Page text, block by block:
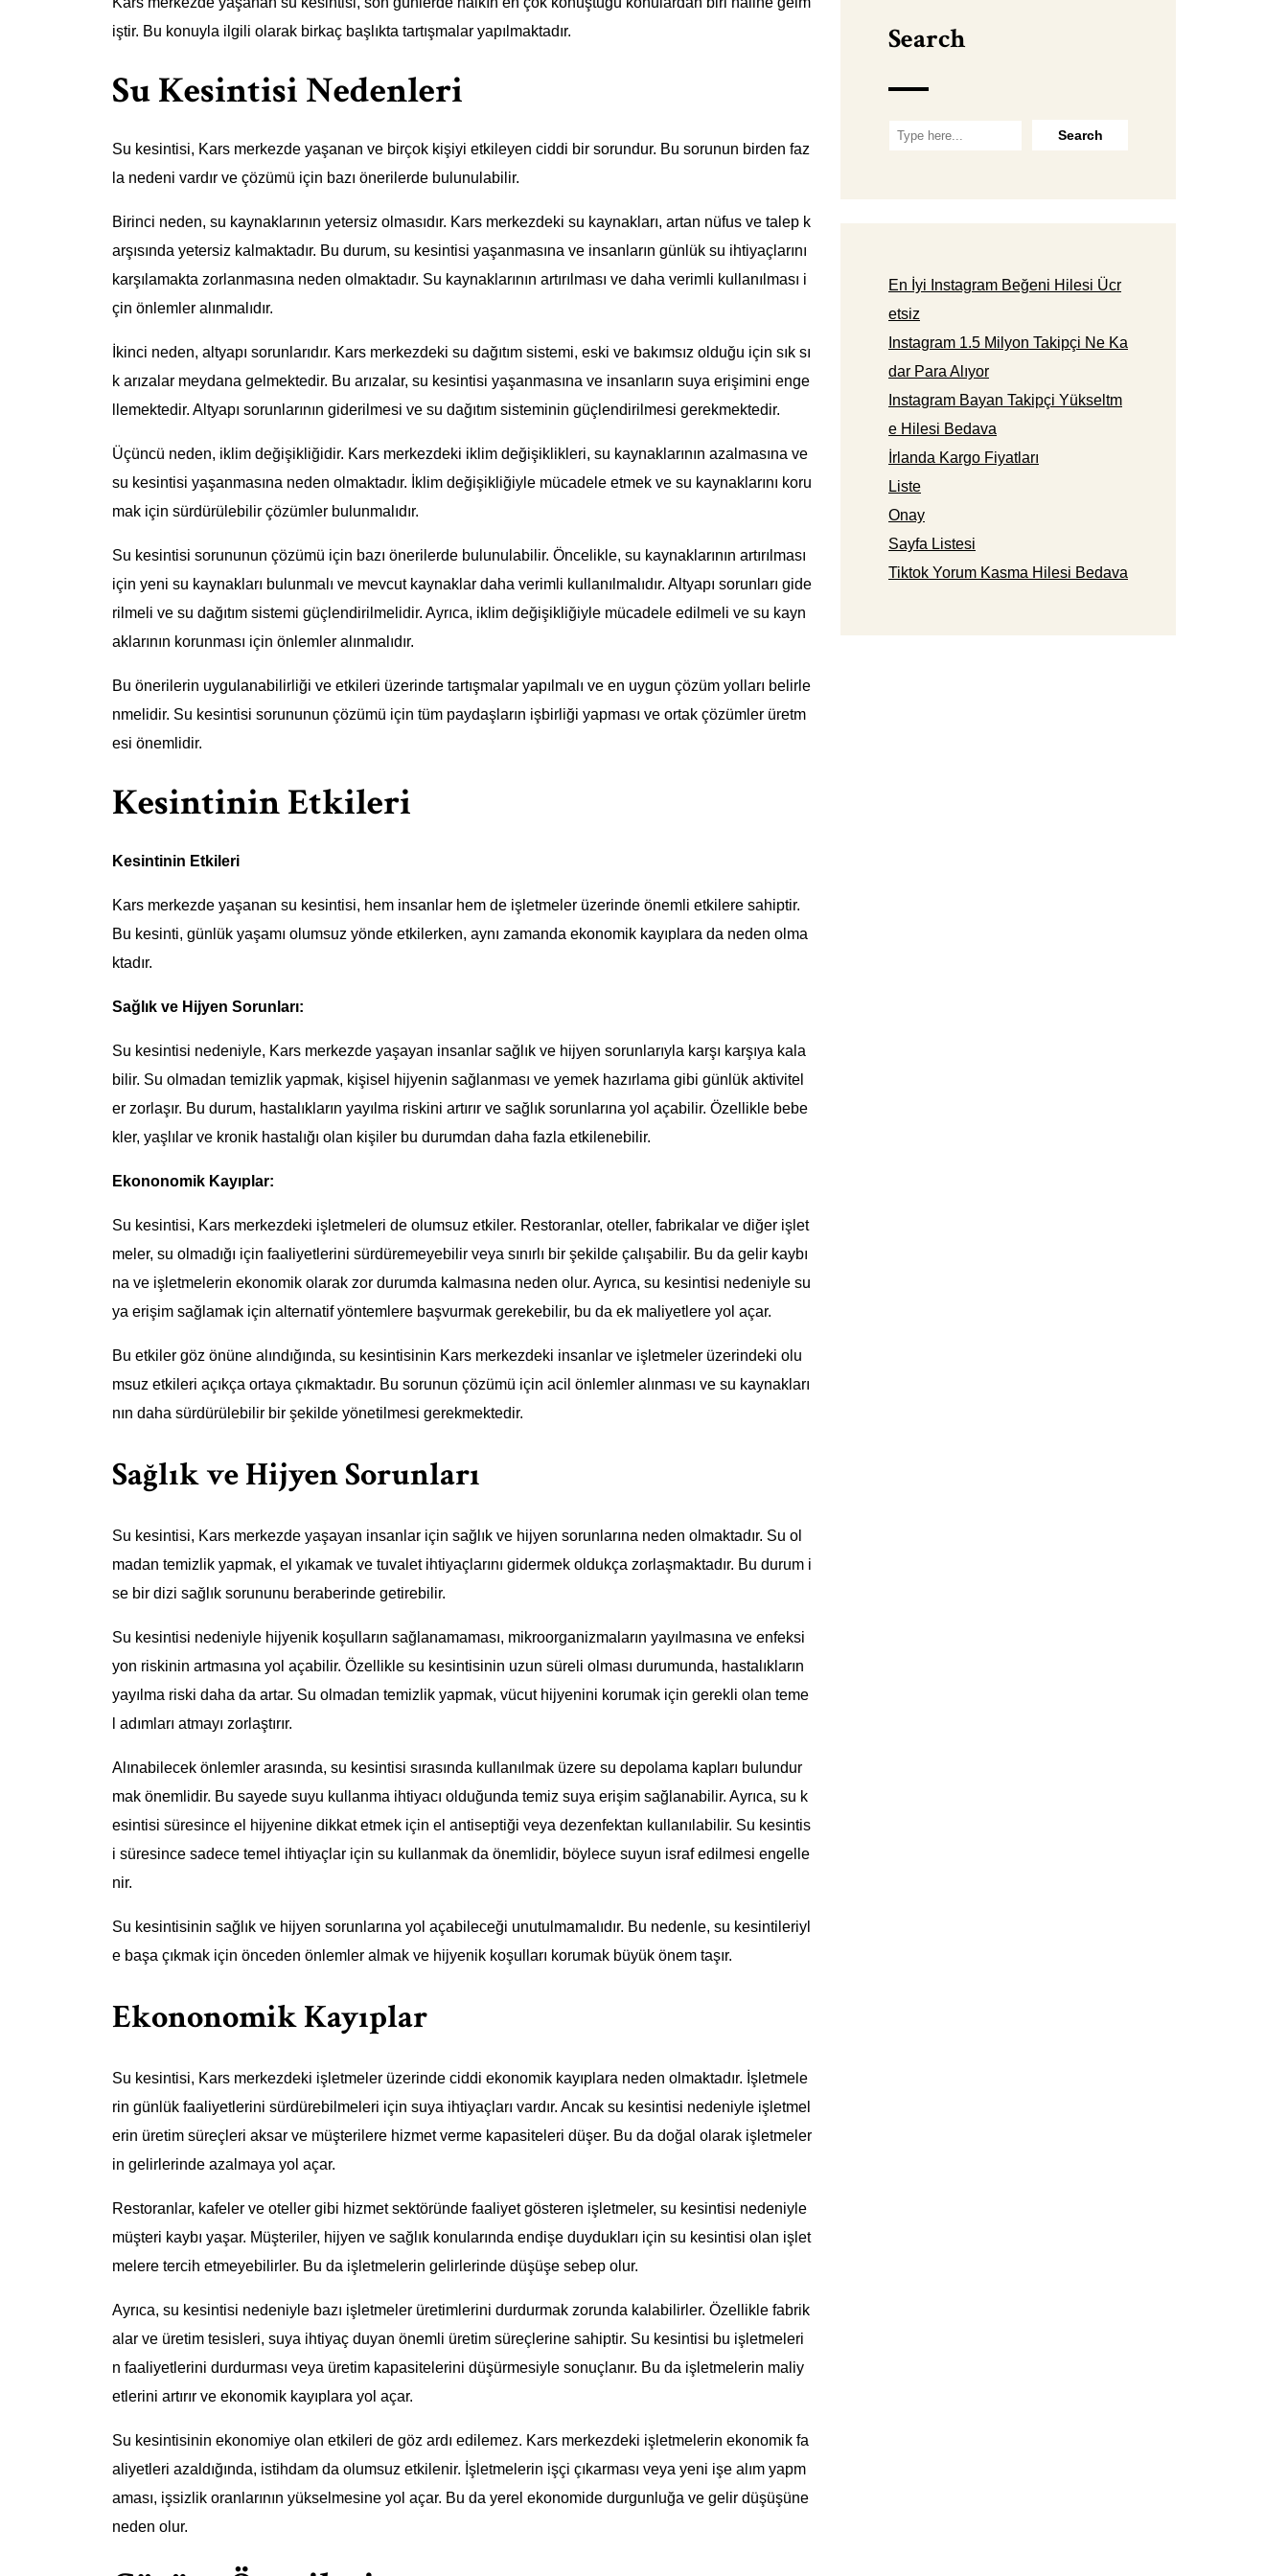
iştir. Bu konuyla ilgili olarak birkaç başlıkta tartışmalar yapılmaktadır.
Su Kesintisi Nedenleri
Su kesintisi, Kars merkezde yaşanan ve birçok kişiyi etkileyen ciddi bir sorundur. Bu sorunun birden faz
la nedeni vardır ve çözümü için bazı önerilerde bulunulabilir.
Birinci neden, su kaynaklarının yetersiz olmasıdır. Kars merkezdeki su kaynakları, artan nüfus ve talep k
arşısında yetersiz kalmaktadır. Bu durum, su kesintisi yaşanmasına ve insanların günlük su ihtiyaçlarını
karşılamakta zorlanmasına neden olmaktadır. Su kaynaklarının artırılması ve daha verimli kullanılması i
çin önlemler alınmalıdır.
İkinci neden, altyapı sorunlarıdır. Kars merkezdeki su dağıtım sistemi, eski ve bakımsız olduğu için sık sı
k arızalar meydana gelmektedir. Bu arızalar, su kesintisi yaşanmasına ve insanların suya erişimini enge
llemektedir. Altyapı sorunlarının giderilmesi ve su dağıtım sisteminin güçlendirilmesi gerekmektedir.
Üçüncü neden, iklim değişikliğidir. Kars merkezdeki iklim değişiklikleri, su kaynaklarının azalmasına ve
su kesintisi yaşanmasına neden olmaktadır. İklim değişikliğiyle mücadele etmek ve su kaynaklarını koru
mak için sürdürülebilir çözümler bulunmalıdır.
Su kesintisi sorununun çözümü için bazı önerilerde bulunulabilir. Öncelikle, su kaynaklarının artırılması
için yeni su kaynakları bulunmalı ve mevcut kaynaklar daha verimli kullanılmalıdır. Altyapı sorunları gide
rilmeli ve su dağıtım sistemi güçlendirilmelidir. Ayrıca, iklim değişikliğiyle mücadele edilmeli ve su kayn
aklarının korunması için önlemler alınmalıdır.
Bu önerilerin uygulanabilirliği ve etkileri üzerinde tartışmalar yapılmalı ve en uygun çözüm yolları belirle
nmelidir. Su kesintisi sorununun çözümü için tüm paydaşların işbirliği yapması ve ortak çözümler üretm
esi önemlidir.
Kesintinin Etkileri
Kesintinin Etkileri
Kars merkezde yaşanan su kesintisi, hem insanlar hem de işletmeler üzerinde önemli etkilere sahiptir.
Bu kesinti, günlük yaşamı olumsuz yönde etkilerken, aynı zamanda ekonomik kayıplara da neden olma
ktadır.
Sağlık ve Hijyen Sorunları:
Su kesintisi nedeniyle, Kars merkezde yaşayan insanlar sağlık ve hijyen sorunlarıyla karşı karşıya kala
bilir. Su olmadan temizlik yapmak, kişisel hijyenin sağlanması ve yemek hazırlama gibi günlük aktivitel
er zorlaşır. Bu durum, hastalıkların yayılma riskini artırır ve sağlık sorunlarına yol açabilir. Özellikle bebe
kler, yaşlılar ve kronik hastalığı olan kişiler bu durumdan daha fazla etkilenebilir.
Ekononomik Kayıplar:
Su kesintisi, Kars merkezdeki işletmeleri de olumsuz etkiler. Restoranlar, oteller, fabrikalar ve diğer işlet
meler, su olmadığı için faaliyetlerini sürdüremeyebilir veya sınırlı bir şekilde çalışabilir. Bu da gelir kaybı
na ve işletmelerin ekonomik olarak zor durumda kalmasına neden olur. Ayrıca, su kesintisi nedeniyle su
ya erişim sağlamak için alternatif yöntemlere başvurmak gerekebilir, bu da ek maliyetlere yol açar.
Bu etkiler göz önüne alındığında, su kesintisinin Kars merkezdeki insanlar ve işletmeler üzerindeki olu
msuz etkileri açıkça ortaya çıkmaktadır. Bu sorunun çözümü için acil önlemler alınması ve su kaynakları
nın daha sürdürülebilir bir şekilde yönetilmesi gerekmektedir.
Sağlık ve Hijyen Sorunları
Su kesintisi, Kars merkezde yaşayan insanlar için sağlık ve hijyen sorunlarına neden olmaktadır. Su ol
madan temizlik yapmak, el yıkamak ve tuvalet ihtiyaçlarını gidermek oldukça zorlaşmaktadır. Bu durum i
se bir dizi sağlık sorununu beraberinde getirebilir.
Su kesintisi nedeniyle hijyenik koşulların sağlanamaması, mikroorganizmaların yayılmasına ve enfeksi
yon riskinin artmasına yol açabilir. Özellikle su kesintisinin uzun süreli olması durumunda, hastalıkların
yayılma riski daha da artar. Su olmadan temizlik yapmak, vücut hijyenini korumak için gerekli olan teme
l adımları atmayı zorlaştırır.
Alınabilecek önlemler arasında, su kesintisi sırasında kullanılmak üzere su depolama kapları bulundur
mak önemlidir. Bu sayede suyu kullanma ihtiyacı olduğunda temiz suya erişim sağlanabilir. Ayrıca, su k
esintisi süresince el hijyenine dikkat etmek için el antiseptiği veya dezenfektan kullanılabilir. Su kesintis
i süresince sadece temel ihtiyaçlar için su kullanmak da önemlidir, böylece suyun israf edilmesi engelle
nir.
Su kesintisinin sağlık ve hijyen sorunlarına yol açabileceği unutulmamalıdır. Bu nedenle, su kesintileriyl
e başa çıkmak için önceden önlemler almak ve hijyenik koşulları korumak büyük önem taşır.
Ekononomik Kayıplar
Su kesintisi, Kars merkezdeki işletmeler üzerinde ciddi ekonomik kayıplara neden olmaktadır. İşletmele
rin günlük faaliyetlerini sürdürebilmeleri için suya ihtiyaçları vardır. Ancak su kesintisi nedeniyle işletmel
erin üretim süreçleri aksar ve müşterilere hizmet verme kapasiteleri düşer. Bu da doğal olarak işletmeler
in gelirlerinde azalmaya yol açar.
Restoranlar, kafeler ve oteller gibi hizmet sektöründe faaliyet gösteren işletmeler, su kesintisi nedeniyle
müşteri kaybı yaşar. Müşteriler, hijyen ve sağlık konularında endişe duydukları için su kesintisi olan işlet
melere tercih etmeyebilirler. Bu da işletmelerin gelirlerinde düşüşe sebep olur.
Ayrıca, su kesintisi nedeniyle bazı işletmeler üretimlerini durdurmak zorunda kalabilirler. Özellikle fabrik
alar ve üretim tesisleri, suya ihtiyaç duyan önemli üretim süreçlerine sahiptir. Su kesintisi bu işletmeleri
n faaliyetlerini durdurması veya üretim kapasitelerini düşürmesiyle sonuçlanır. Bu da işletmelerin maliy
etlerini artırır ve ekonomik kayıplara yol açar.
Su kesintisinin ekonomiye olan etkileri de göz ardı edilemez. Kars merkezdeki işletmelerin ekonomik fa
aliyetleri azaldığında, istihdam da olumsuz etkilenir. İşletmelerin işçi çıkarması veya yeni işe alım yapm
aması, işsizlik oranlarının yükselmesine yol açar. Bu da yerel ekonomide durgunluğa ve gelir düşüşüne
neden olur.
Search
En İyi Instagram Beğeni Hilesi Ücr
etsiz
Instagram 1.5 Milyon Takipçi Ne Ka
dar Para Alıyor
Instagram Bayan Takipçi Yükseltm
e Hilesi Bedava
İrlanda Kargo Fiyatları
Liste
Onay
Sayfa Listesi
Tiktok Yorum Kasma Hilesi Bedava